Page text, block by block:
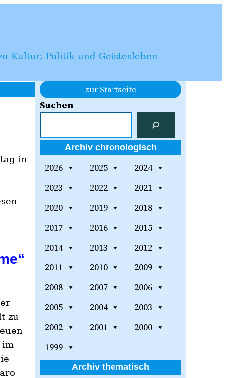
Kultur, Politik und Geistesleben
in
zu
im
zur Startseite
Suchen
Archiv chronologisch
2026 2025
2024
2023
2022
2021
2020
2019
2018
2017
2016
2015
2014
2013
2012
2011
2010
2009
2008
2007
2006
2005
2004
2003
2002
2001
2000
1999
Archiv thematisch